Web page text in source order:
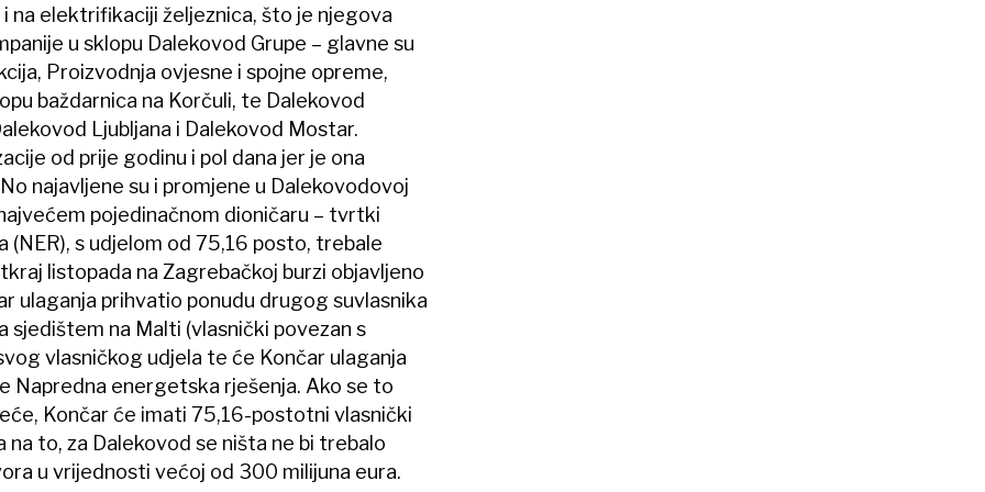
na elektrifikaciji željeznica, što je njegova
u sklopu Dalekovod Grupe – glavne su
Proizvodnja ovjesne i spojne opreme,
baždarnica na Korčuli, te Dalekovod
Ljubljana i Dalekovod Mostar.
od prije godinu i pol dana jer je ona
najavljene su i promjene u Dalekovodovoj
pojedinačnom dioničaru – tvrtki
s udjelom od 75,16 posto, trebale
listopada na Zagrebačkoj burzi objavljeno
ulaganja prihvatio ponudu drugog suvlasnika
na Malti (vlasnički povezan s
vlasničkog udjela te će Končar ulaganja
Napredna energetska rješenja. Ako se to
Končar će imati 75,16-postotni vlasnički
na to, za Dalekovod se ništa ne bi trebalo
u vrijednosti većoj od 300 milijuna eura.